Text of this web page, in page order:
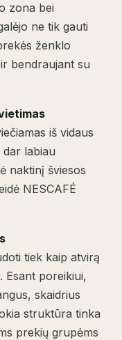
zona bei
ne tik gauti
ženklo
bendraujant su
iš vidaus
dar labiau
naktinį šviesos
NESCAFÉ
tiek kaip atvirą
Esant poreikiui,
skaidrius
struktūra tinka
prekių grupėms